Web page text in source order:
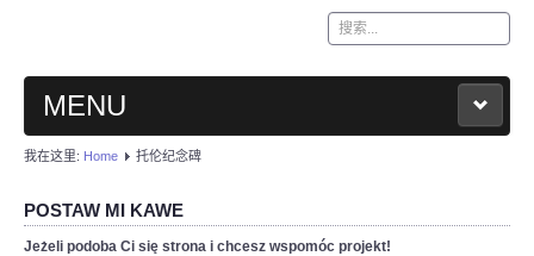
站
内
MENU
HOME
KONTAKT
我在这里: Home 托伦纪念碑
POSTAW MI KAWE
Jeżeli podoba Ci się strona i chcesz wspomóc projekt!